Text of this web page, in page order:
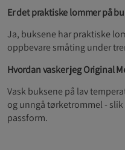
Er det praktiske lommer på
Ja, buksene har praktiske
oppbevare småting under
Hvordan vasker jeg Original
Vask buksene på lav
og unngå tørketrommel -
passform.